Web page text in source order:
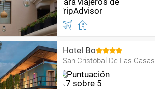
Hotel Bo
San Cristóbal De Las Casas